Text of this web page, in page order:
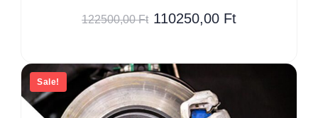
122500,00Ft 110250,00 Ft
Sale!